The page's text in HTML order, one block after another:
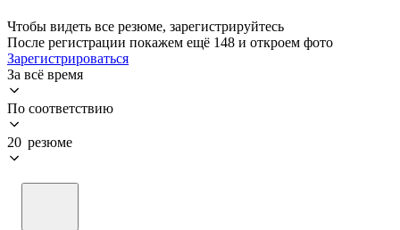
Чтобы видеть все резюме, зарегистрируйтесь
После регистрации покажем ещё 148 и откроем фото
Зарегистрироваться
За всё время
По соответствию
20 резюме